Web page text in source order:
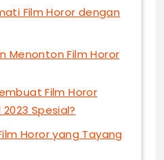
Film Horor dengan
Menonton Film Horor
Film Horor
Spesial?
Horor yang Tayang